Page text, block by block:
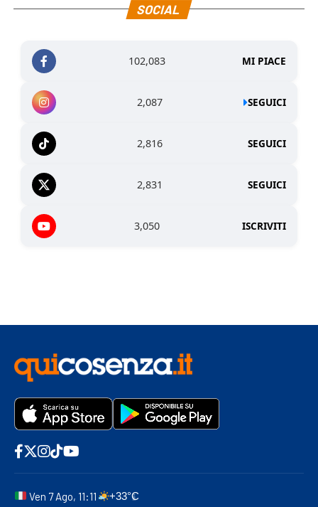
SOCIAL
102,083 MI PIACE
2,087 SEGUICI
2,816 SEGUICI
2,831 SEGUICI
3,050 ISCRIVITI
Ven 7 Ago, 11:11 +33°C